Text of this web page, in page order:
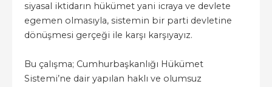
siyasal iktidarın hükümet yani icraya ve devlete
egemen olmasıyla, sistemin bir parti devletine
dönüşmesi gerçeği ile karşı karşıyayız.
Bu çalışma; Cumhurbaşkanlığı Hükümet
Sistemi’ne dair yapılan haklı ve olumsuz